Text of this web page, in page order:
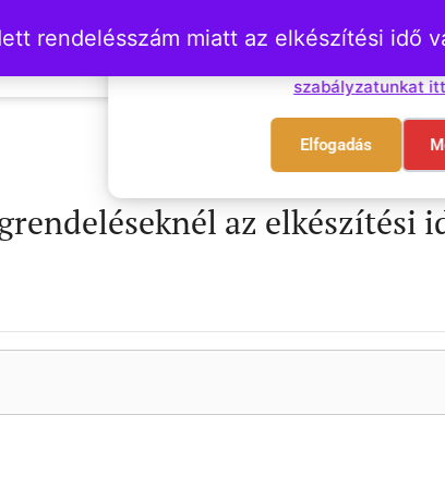
rendelésszám miatt az elkészítési idő
szabályzatunkat
Elfogadás
Főoldal
az elkészítési